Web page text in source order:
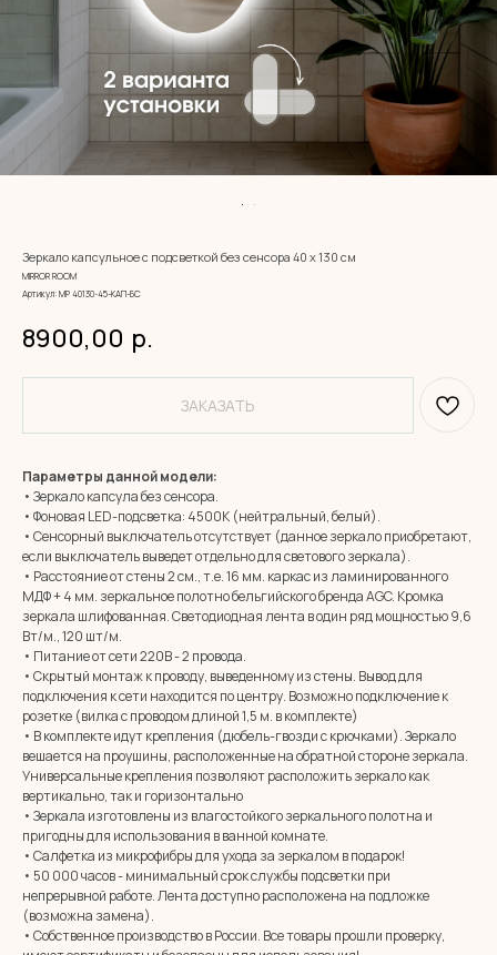
Зеркало капсульное с подсветкой без сенсора 40 х 130 см
MIRROR ROOM
Артикул:МР 40130-45-КАП-БС
8900,00 р.
ЗАКАЗАТЬ
Параметры данной модели:
• Зеркало капсула без сенсора.
• Фоновая LED-подсветка: 4500К (нейтральный, белый).
• Сенсорный выключатель отсутствует (данное зеркало приобретают,
если выключатель выведет отдельно для светового зеркала).
• Расстояние от стены 2 см., т.е. 16 мм. каркас из ламинированного
МДФ + 4 мм. зеркальное полотно бельгийского бренда AGC. Кромка
зеркала шлифованная. Светодиодная лента в один ряд мощностью 9,6
Вт/м., 120 шт/м.
• Питание от сети 220В - 2 провода.
• Скрытый монтаж к проводу, выведенному из стены. Вывод для
подключения к сети находится по центру. Возможно подключение к
розетке (вилка с проводом длиной 1,5 м. в комплекте)
• В комплекте идут крепления (дюбель-гвозди с крючками). Зеркало
вешается на проушины, расположенные на обратной стороне зеркала.
Универсальные крепления позволяют расположить зеркало как
вертикально, так и горизонтально
• Зеркала изготовлены из влагостойкого зеркального полотна и
пригодны для использования в ванной комнате.
• Салфетка из микрофибры для ухода за зеркалом в подарок!
• 50 000 часов - минимальный срок службы подсветки при
непрерывной работе. Лента доступно расположена на подложке
(возможна замена).
• Собственное производство в России. Все товары прошли проверку,
MIRROR ROOM
+7 (961) 595-72-73
E-mail:
Адрес: 350037, г. Краснодар,
х. им. Ленина, ДНТ Виктория,
zerkala@ksk23.ru